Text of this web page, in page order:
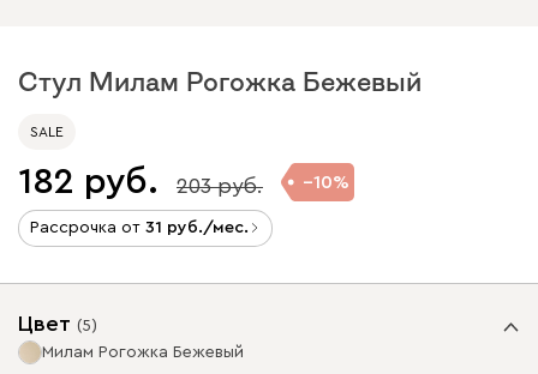
Стул Милам Рогожка Бежевый
SALE
182 203 10
Рассрочка от 31 /мес.
Цвет (5)
Милам Рогожка Бежевый